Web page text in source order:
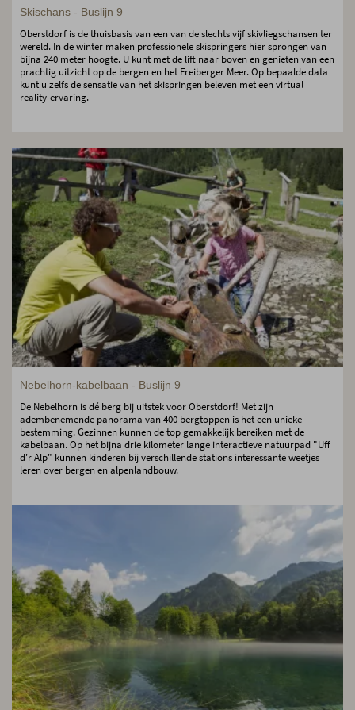
Skischans - Buslijn 9
Oberstdorf is de thuisbasis van een van de slechts vijf skivliegschansen ter
wereld. In de winter maken professionele skispringers hier sprongen van
bijna 240 meter hoogte. U kunt met de lift naar boven en genieten van een
prachtig uitzicht op de bergen en het Freiberger Meer. Op bepaalde data
kunt u zelfs de sensatie van het skispringen beleven met een virtual
reality-ervaring.
Nebelhorn-kabelbaan - Buslijn 9
De Nebelhorn is dé berg bij uitstek voor Oberstdorf! Met zijn
adembenemende panorama van 400 bergtoppen is het een unieke
bestemming. Gezinnen kunnen de top gemakkelijk bereiken met de
kabelbaan. Op het bijna drie kilometer lange interactieve natuurpad "Uff
d'r Alp" kunnen kinderen bij verschillende stations interessante weetjes
leren over bergen en alpenlandbouw.